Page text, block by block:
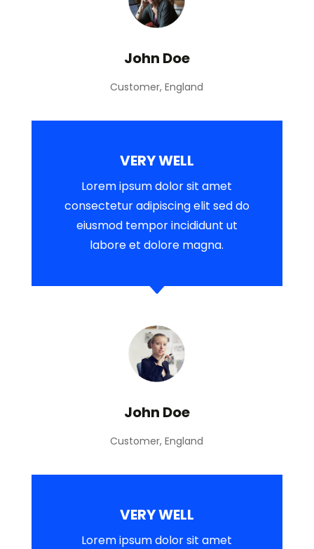
John Doe
Customer, England
VERY WELL
Lorem ipsum dolor sit amet
consectetur adipiscing elit sed do
eiusmod tempor incididunt ut
labore et dolore magna.
C
John Doe
Customer, England
VERY WELL
Lorem ipsum dolor sit amet